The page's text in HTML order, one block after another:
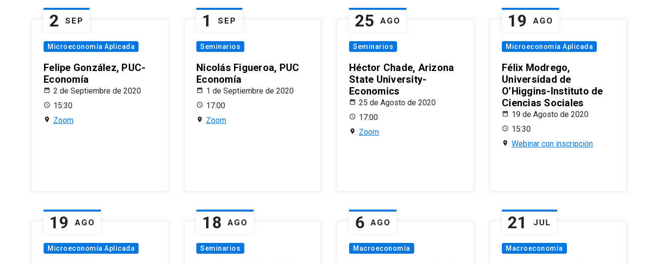
2 SEP
Microeconomía Aplicada
Felipe González, PUC-
Economía
2 de Septiembre de 2020
15:30
Zoom
1 SEP
Seminarios
Nicolás Figueroa, PUC
Economía
1 de Septiembre de 2020
17:00
Zoom
25 AGO
Seminarios
Héctor Chade, Arizona
State University-
Economics
25 de Agosto de 2020
17:00
Zoom
19 AGO
Microeconomía Aplicada
Félix Modrego,
Universidad de
O’Higgins-Instituto de
Ciencias Sociales
19 de Agosto de 2020
15:30
Webinar con inscripción
19 AGO
Microeconomía Aplicada
18 AGO
Seminarios
6 AGO
Macroeconomía
21 JUL
Macroeconomía